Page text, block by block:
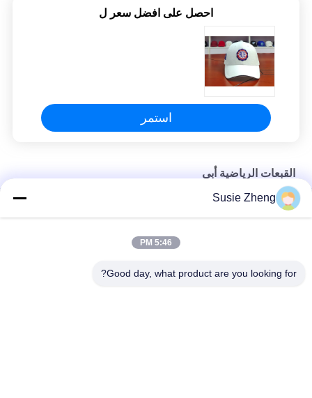
احصل على افضل سعر ل
استمر
القبعات الرياضية أبي
قبعة بيسبول برسمة أبي أسود سادة
Susie Zheng
5:46 PM
Good day, what product are you looking for?